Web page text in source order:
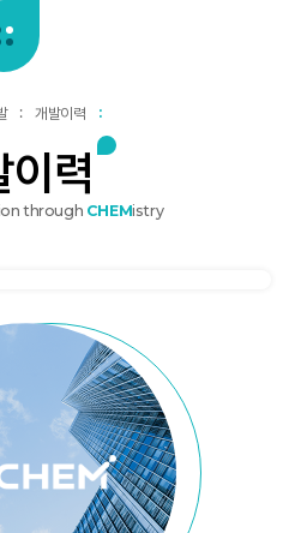
이 력
through CHEMistry
개발이력